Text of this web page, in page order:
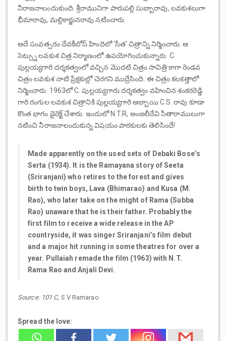
నీరాజనాలందుకుంది. శ్రీరామునిగా పారుపల్లి సుబ్బారావు, లవకుశలుగా
భీమారావు, మల్లికార్జునరావు నటించారు.
అదే సంవత్సరం దేవకీబోస్ హిందిలో ‘సీత’ చిత్రాన్ని నిర్మించారు. ఆ
సెట్స్ను లవకుశ చిత్ర నిర్మాణంలో ఉపయోగించుకున్నారు. C.
పుల్లయ్యగారి దర్శకత్వంలో వచ్చిన మొదటి చిత్రం సావిత్రి కాగా రెండవ
చిత్రం లవకుశ నాటి ప్రేక్షకుల్లో చెరగని ముద్రేసింది. ఈ చిత్రం కలకత్తాలో
నిర్మించారు. 1963లో C. పుల్లయ్యగారు దర్శకత్వం వహించిన శంకరరెడ్డి
గారి రంగుల లవకుశ చిత్రానికి పుల్లయ్యగారి అబ్బాయి C.S. రావు కూడా
కొంత భాగం డైరెక్ట్ చేశారు. ఇందులో N.T.R, అంజలీదేవి సీతారాములుగా
నటించి నీరాజనాలందుకున్న విషయం పాఠకులకు తెలిసిందే!
Made apparently on the used sets of Debaki Bose’s
Serta (1934). It is the Ramayana story of Seeta
(Sriranjani) who retires to the forest and gives
birth to twin boys, Lava (Bhimarao) and Kusa (M.
Rao), who later take on the might of Rama (Subba
Rao) unaware that he is their father. Probably the
first film to receive a wide release in the AP
countryside, it was singer Sriranjani’s film debut
and a major hit running in some theatres for over a
year. Pullaiah remade the film (1963) with N.T.
Rama Rao and Anjali Devi.
Source: 101 C, S V Ramarao
Spread the love: